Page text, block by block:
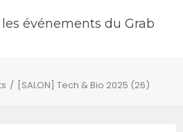
événements du Grab
[SALON] Tech & Bio 2025 (26)